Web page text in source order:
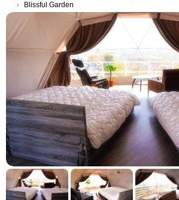
Blissful Garden